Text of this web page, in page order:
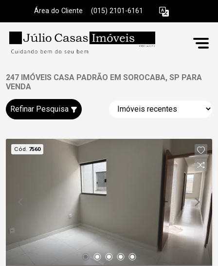
Área do Cliente (015) 2101-6161
247 IMÓVEIS CASA PADRÃO EM SOROCABA, SP PARA
VENDA
Refinar Pesquisa
Cód. 7560